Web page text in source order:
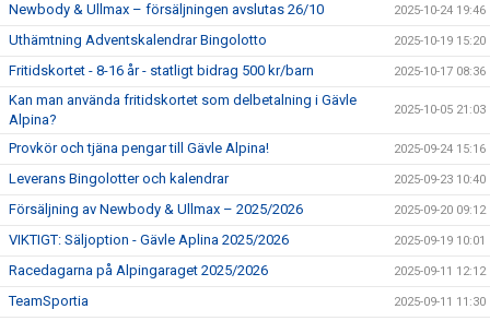
Newbody & Ullmax – försäljningen avslutas 26/10 2025-10-24 19:46
Uthämtning Adventskalendrar Bingolotto 2025-10-19 15:20
Fritidskortet - 8-16 år - statligt bidrag 500 kr/barn 2025-10-17 08:36
Kan man använda fritidskortet som delbetalning i Gävle
Alpina?
2025-10-05 21:03
Provkör och tjäna pengar till Gävle Alpina! 2025-09-24 15:16
Leverans Bingolotter och kalendrar 2025-09-23 10:40
Försäljning av Newbody & Ullmax – 2025/2026 2025-09-20 09:12
VIKTIGT: Säljoption - Gävle Aplina 2025/2026 2025-09-19 10:01
Racedagarna på Alpingaraget 2025/2026 2025-09-11 12:12
TeamSportia 2025-09-11 11:30